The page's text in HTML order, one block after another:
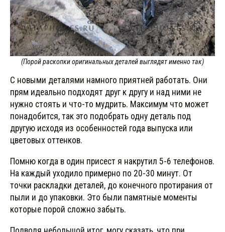
(Порой раскопки оригинальных деталей выглядят именно так)
С новыми деталями намного приятней работать. Они
прям идеально подходят друг к другу и над ними не
нужно стоять и что-то мудрить. Максимум что может
понадобится, так это подобрать одну деталь под
другую исходя из особенностей года выпуска или
цветовых оттенков.
Помню когда в один присест я накрутил 5-6 телефонов.
На каждый уходило примерно по 20-30 минут. От
точки раскладки деталей, до конечного протирания от
пыли и до упаковки. Это были памятные моменты
которые порой сложно забыть.